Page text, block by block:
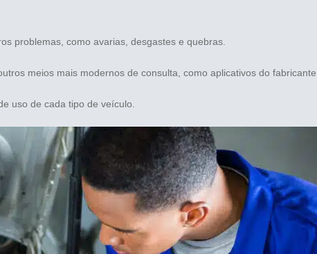
problemas, como avarias, desgastes e quebras.
meios mais modernos de consulta, como aplicativos do fabricante.
uso de cada tipo de veículo.